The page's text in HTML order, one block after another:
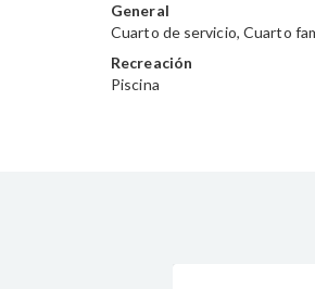
General
Cuarto de servicio Cuarto
Recreación
Piscina